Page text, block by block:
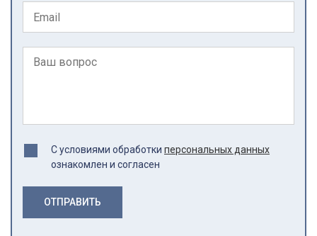
С условиями обработки персональных данных
ознакомлен и согласен
ОТПРАВИТЬ